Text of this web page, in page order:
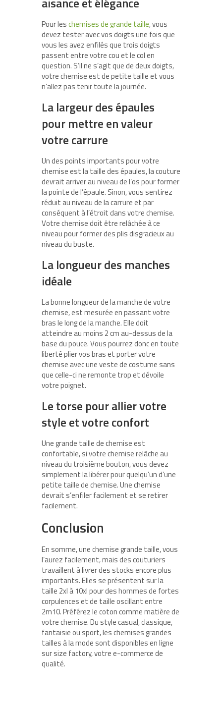
Pour leschemises de grande taille, vous
devez tester avec vos doigts une fois que
vous les avez enfilés que trois doigts
passent entre votre cou et le col en
question. S’il ne s’agit que de deux doigts,
votre chemise est de petite taille et vous
n’allez pas tenir toute la journée.
La largeur des épaules
pour mettre en valeur
votre carrure
Un des points importants pour votre
chemise est la taille des épaules, la couture
devrait arriver au niveau de l’os pour former
la pointe de l’épaule. Sinon, vous sentirez
réduit au niveau de la carrure et par
conséquent à l’étroit dans votre chemise.
Votre chemise doit être relâchée à ce
niveau pour former des plis disgracieux au
niveau du buste.
La longueur des manches
idéale
La bonne longueur de la manche de votre
chemise, est mesurée en passant votre
bras le long de la manche. Elle doit
atteindre au moins 2 cm au-dessus de la
base du pouce. Vous pourrez donc en toute
liberté plier vos bras et porter votre
chemise avec une veste de costume sans
que celle-ci ne remonte trop et dévoile
votre poignet.
Le torse pour allier votre
style et votre confort
Une grande taille de chemise est
confortable, si votre chemise relâche au
niveau du troisième bouton, vous devez
simplement la libérer pour quelqu’un d’une
petite taille de chemise. Une chemise
devrait s’enfiler facilement et se retirer
facilement.
Conclusion
En somme, une chemise grande taille, vous
l’aurez facilement, mais des couturiers
travaillent à livrer des stocks encore plus
importants. Elles se présentent sur la
taille 2xl à 10xl pour des hommes de fortes
corpulences et de taille oscillant entre
2m10. Préférez le coton comme matière de
votre chemise. Du style casual, classique,
fantaisie ou sport, les chemises grandes
tailles à la mode sont disponibles en ligne
sur size factory, votre e-commerce de
qualité.